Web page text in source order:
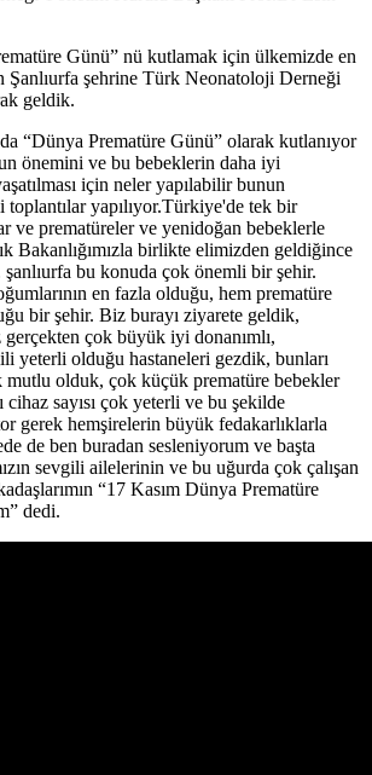
Günü” nü kutlamak için ülkemizde en
Şanlıurfa şehrine Türk Neonatoloji Derneği
geldik.
“Dünya Prematüre Günü” olarak kutlanıyor
önemini ve bu bebeklerin daha iyi
için neler yapılabilir bunun
yapılıyor.Türkiye'de tek bir
ve prematüreler ve yenidoğan bebeklerle
Bakanlığımızla birlikte elimizden geldiğince
şanlıurfa bu konuda çok önemli bir şehir.
en fazla olduğu, hem prematüre
bir şehir. Biz burayı ziyarete geldik,
çok büyük iyi donanımlı,
yeterli olduğu hastaneleri gezdik, bunları
olduk, çok küçük prematüre bebekler
cihaz sayısı çok yeterli ve bu şekilde
gerek hemşirelerin büyük fedakarlıklarla
de ben buradan sesleniyorum ve başta
sevgili ailelerinin ve bu uğurda çok çalışan
“17 Kasım Dünya Prematüre
dedi.